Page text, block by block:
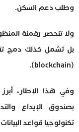
وطلب دعم السكن.
ولا تنحصر رقمنة
بل تشمل كذلك دمج
(blockchain).
وفي هذا الإطار، أبرز
بصندوق الإيداع
تكنولوجيا قواعد